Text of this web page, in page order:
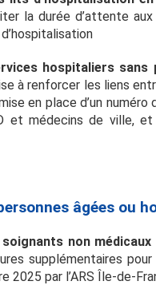
la durée d’attente
hospitaliers
à renforcer les liens
en place d’un numéro
et médecins de ville,
âgées ou
non médicaux
supplémentaires
2025 par l’ARS Île-de-